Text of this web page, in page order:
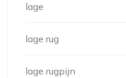
lage
lage rug
lage rugpijn